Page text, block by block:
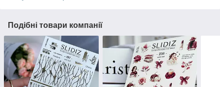
Подібні товари компанії